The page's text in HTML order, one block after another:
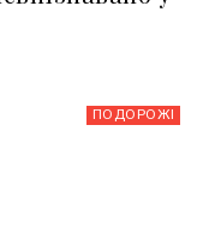
ПОДОРОЖІ